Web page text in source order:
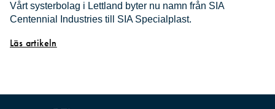
Vårt systerbolag i Lettland byter nu namn från SIA
Centennial Industries till SIA Specialplast.
Läs artikeln